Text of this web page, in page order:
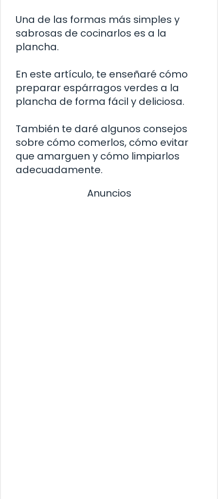
Una de las formas más simples y
sabrosas de cocinarlos es a la
plancha.
En este artículo, te enseñaré cómo
preparar espárragos verdes a la
plancha de forma fácil y deliciosa.
También te daré algunos consejos
sobre cómo comerlos, cómo evitar
que amarguen y cómo limpiarlos
adecuadamente.
Anuncios